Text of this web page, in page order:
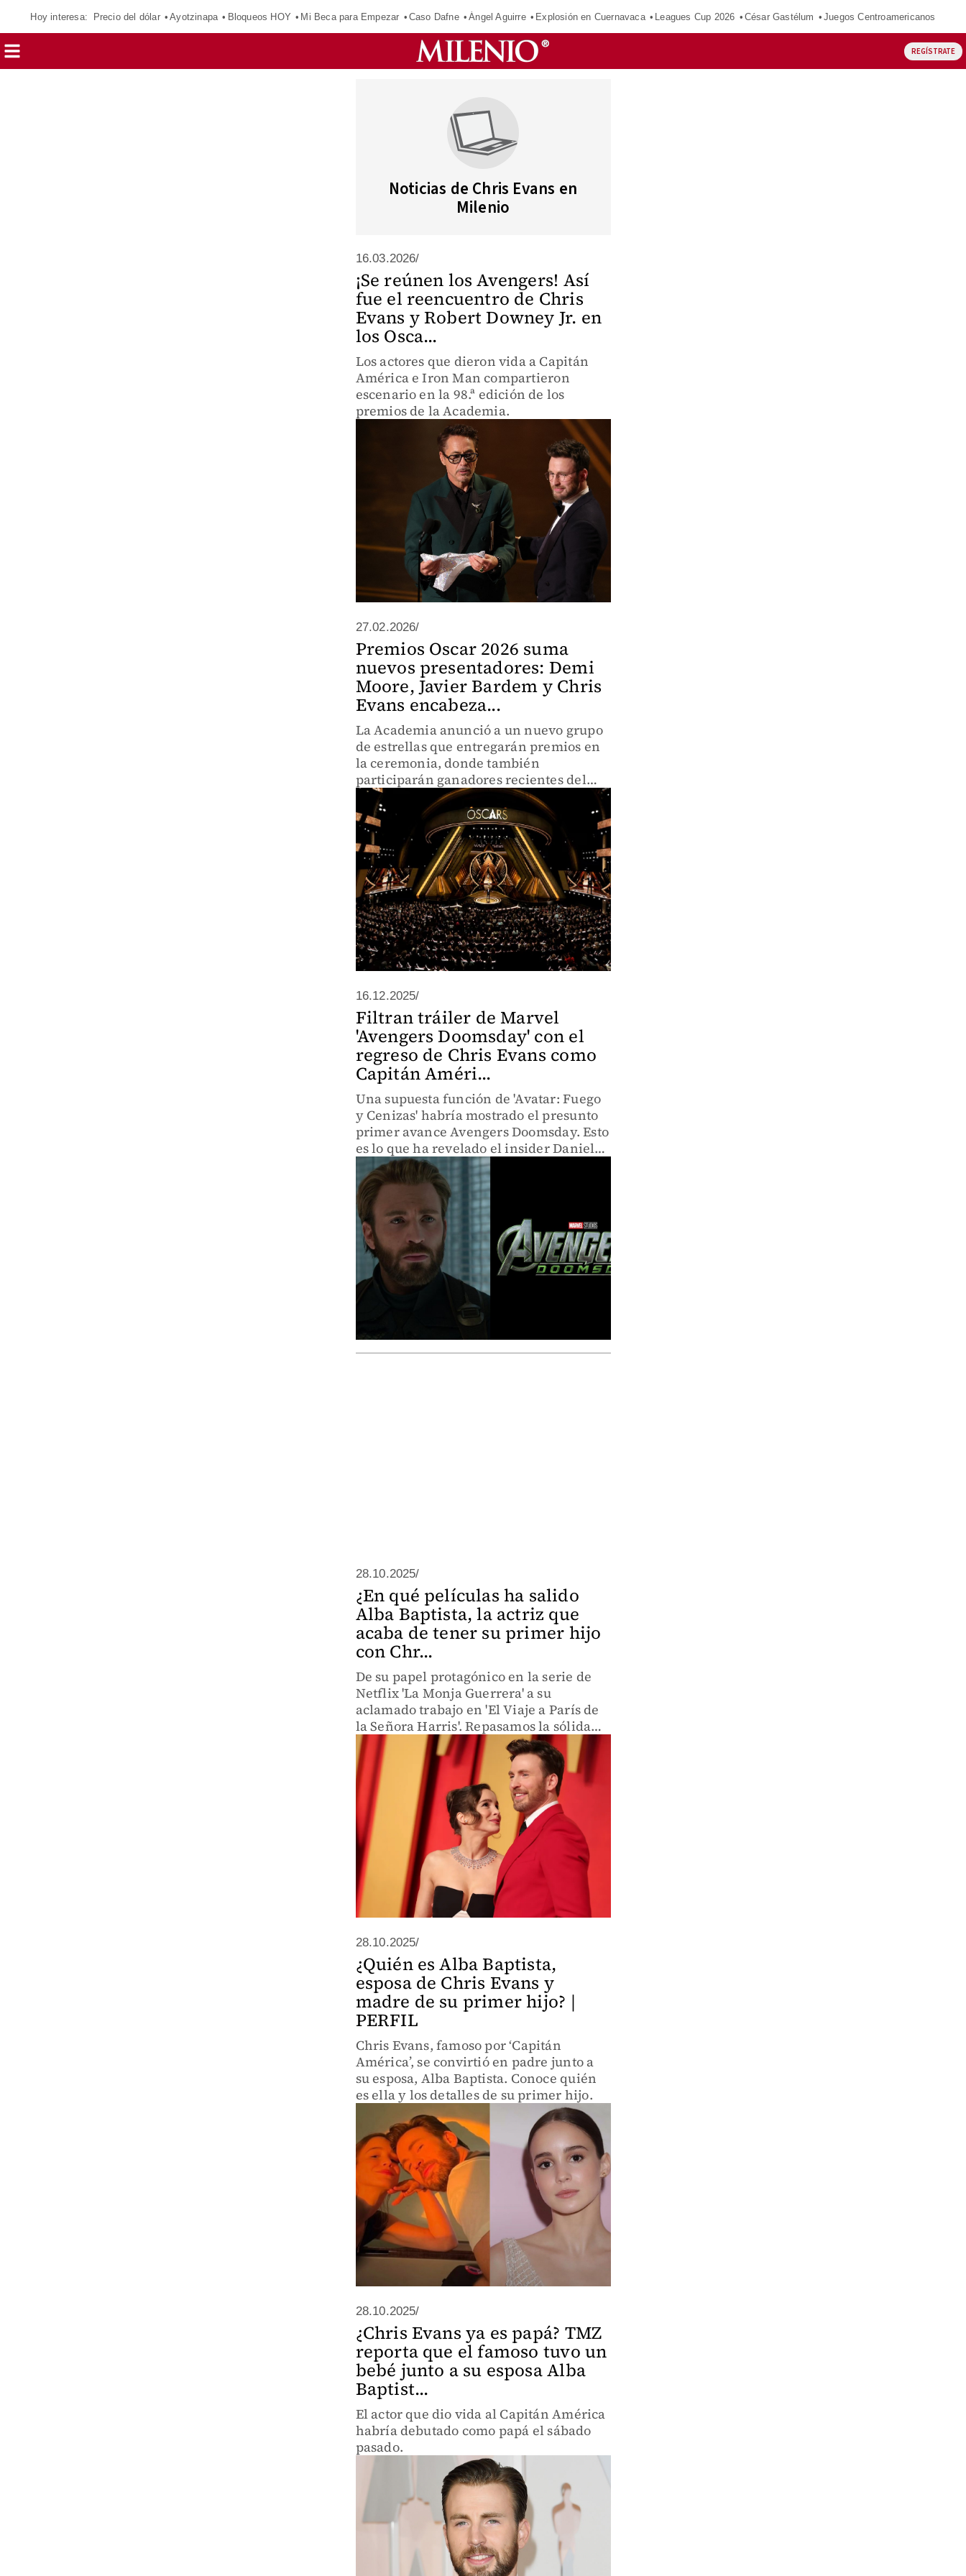
Hoy interesa: Precio del dólar Ayotzinapa Bloqueos HOY Mi Beca para Empezar Caso Dafne Ángel Aguirre Explosión en Cuernavaca Leagues Cup 2026 César Gastélum Juegos Centroamericanos
REGÍSTRATE
Noticias de Chris Evans en
Milenio
16.03.2026/
¡Se reúnen los Avengers! Así
fue el reencuentro de Chris
Evans y Robert Downey Jr. en
los Osca...
Los actores que dieron vida a Capitán
América e Iron Man compartieron
escenario en la 98.ª edición de los
premios de la Academia.
27.02.2026/
Premios Oscar 2026 suma
nuevos presentadores: Demi
Moore, Javier Bardem y Chris
Evans encabeza...
La Academia anunció a un nuevo grupo
de estrellas que entregarán premios en
la ceremonia, donde también
participarán ganadores recientes del
Oscar..
16.12.2025/
Filtran tráiler de Marvel
'Avengers Doomsday' con el
regreso de Chris Evans como
Capitán Améri...
Una supuesta función de 'Avatar: Fuego
y Cenizas' habría mostrado el presunto
primer avance Avengers Doomsday. Esto
es lo que ha revelado el insider Daniel
Richtman
28.10.2025/
¿En qué películas ha salido
Alba Baptista, la actriz que
acaba de tener su primer hijo
con Chr...
De su papel protagónico en la serie de
Netflix 'La Monja Guerrera' a su
aclamado trabajo en 'El Viaje a París de
la Señora Harris'. Repasamos la sólida
carrera de la actriz portuguesa.
28.10.2025/
¿Quién es Alba Baptista,
esposa de Chris Evans y
madre de su primer hijo? |
PERFIL
Chris Evans, famoso por ‘Capitán
América’, se convirtió en padre junto a
su esposa, Alba Baptista. Conoce quién
es ella y los detalles de su primer hijo.
28.10.2025/
¿Chris Evans ya es papá? TMZ
reporta que el famoso tuvo un
bebé junto a su esposa Alba
Baptist...
El actor que dio vida al Capitán América
habría debutado como papá el sábado
pasado.